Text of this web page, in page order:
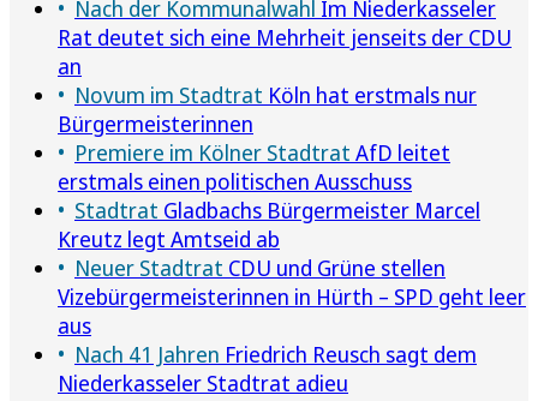
Nach der Kommunalwahl Im Niederkasseler
Rat deutet sich eine Mehrheit jenseits der CDU
an
Novum im Stadtrat Köln hat erstmals nur
Bürgermeisterinnen
Premiere im Kölner Stadtrat AfD leitet
erstmals einen politischen Ausschuss
Stadtrat Gladbachs Bürgermeister Marcel
Kreutz legt Amtseid ab
Neuer Stadtrat CDU und Grüne stellen
Vizebürgermeisterinnen in Hürth – SPD geht leer
aus
Nach 41 Jahren Friedrich Reusch sagt dem
Niederkasseler Stadtrat adieu